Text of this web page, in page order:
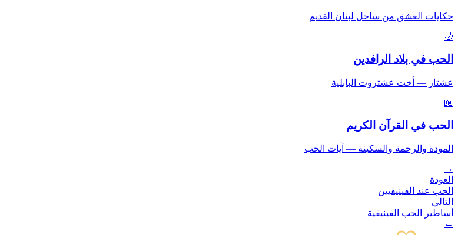
حكايات العشق من ساحل لبنان القديم
🌙
الحب في بلاد الرافدين
عشتار — أخت عشتروت البابلية
📖
الحب في القرآن الكريم
المودة والرحمة والسكينة — آيات الحب
→
العودة
الحب عند الفينيقيين
التالي
أساطير الحب الفينيقية
←